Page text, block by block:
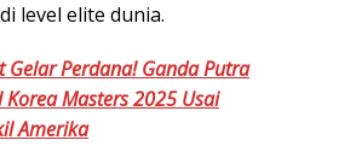
level elite dunia.
Gelar Perdana! Ganda Putra
Masters 2025 Usai
Amerika